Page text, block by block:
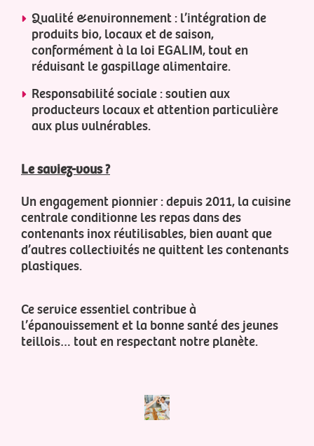
Qualité &environnement : l’intégration de
produits bio, locaux et de saison,
conformément à la loi EGALIM, tout en
réduisant le gaspillage alimentaire.
Responsabilité sociale : soutien aux
producteurs locaux et attention particulière
aux plus vulnérables.
Le saviez-vous ?
Un engagement pionnier : depuis 2011, la cuisine
centrale conditionne les repas dans des
contenants inox réutilisables, bien avant que
d’autres collectivités ne quittent les contenants
plastiques.
Ce service essentiel contribue à
l’épanouissement et la bonne santé des jeunes
teillois… tout en respectant notre planète.